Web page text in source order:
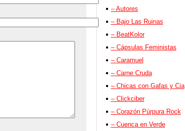
– Autores
– Bajo Las Ruinas
– BeatKolor
– Cápsulas Feministas
– Caramuel
– Carne Cruda
– Chicas con Gafas y Cia
– Clickciber
– Corazón Púrpura Rock
– Cuenca en Verde